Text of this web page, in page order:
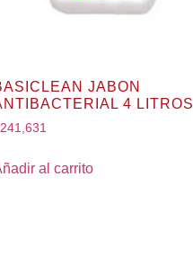
JABON
4 LITROS
241,631
al carrito